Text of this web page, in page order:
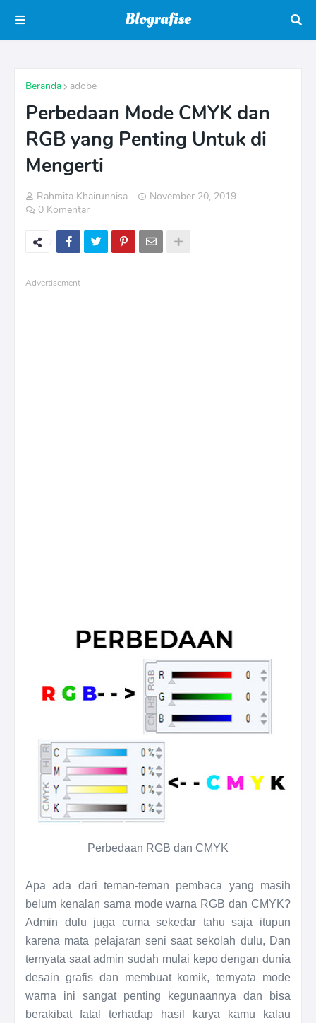
Beranda adobe
Perbedaan Mode CMYK dan
RGB yang Penting Untuk di
Mengerti
Rahmita Khairunnisa
November 20, 2019
0 Komentar
Advertisement
Perbedaan RGB dan CMYK
Apa ada dari teman-teman pembaca yang masih
belum kenalan sama mode warna RGB dan CMYK?
Admin dulu juga cuma sekedar tahu saja itupun
karena mata pelajaran seni saat sekolah dulu, Dan
ternyata saat admin sudah mulai kepo dengan dunia
desain grafis dan membuat komik, ternyata mode
warna ini sangat penting kegunaannya dan bisa
berakibat fatal terhadap hasil karya kamu kalau